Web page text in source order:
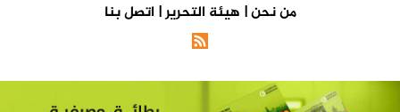
من نحن | هيئة التحرير | اتصل بنا